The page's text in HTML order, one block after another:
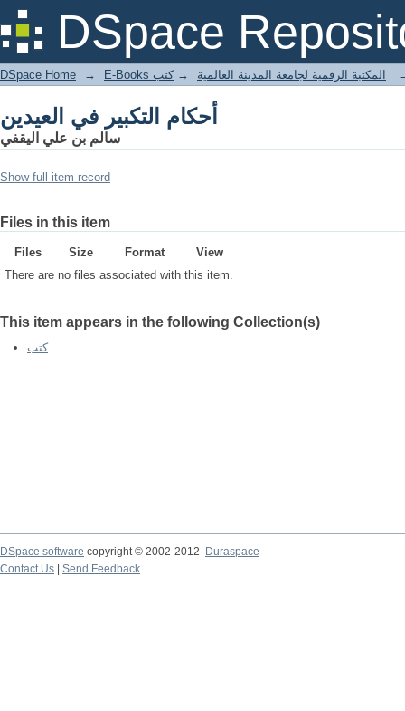
DSpace
أحكام التكبير في العيدين
DSpace Home → E-Books المكتبة الرقمية لجامعة المدينة العالمية → كتب
أحكام التكبير في العيدين
سالم بن علي اليقفي
Show full item record
Files in this item
Files Size Format
View
There are no files associated with this item.
This item appears in the following Collection(s)
كتب
DSpace software copyright © 2002-2012
Duraspace
Contact Us
Send Feedback